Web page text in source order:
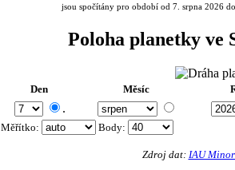
jsou spočítány pro období od 7. srpna 2026
Poloha planetky ve
Den Měsíc
.
Měřítko: Body:
Zdroj dat: IAU